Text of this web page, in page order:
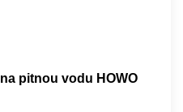
pitnou vodu HOWO